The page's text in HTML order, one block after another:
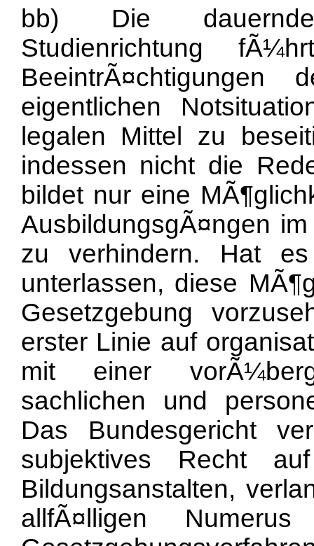
bb) Die
Studienrichtung
eigentlichen
legalen Mittel zu
indessen nicht die
bildet nur eine
AusbildungsgÃ¤ngen
zu verhindern. Hat
unterlassen, diese
Gesetzgebung
erster Linie auf
mit einer
sachlichen und
Das Bundesgericht
subjektives Recht
Bildungsanstalten,
allfÃ¤lligen